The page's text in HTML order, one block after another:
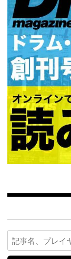
Search
for: